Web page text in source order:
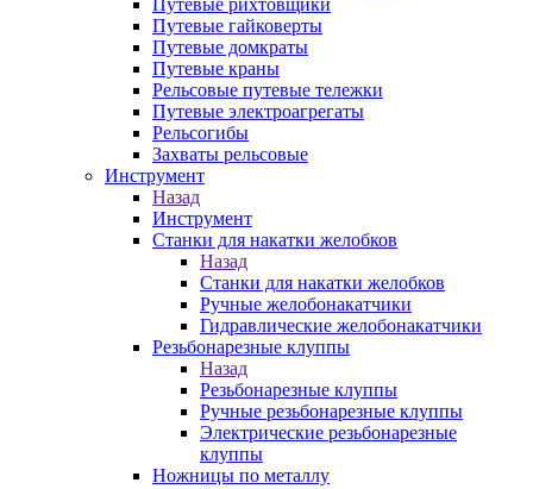
Путевые рихтовщики
Путевые гайковерты
Путевые домкраты
Путевые краны
Рельсовые путевые тележки
Путевые электроагрегаты
Рельсогибы
Захваты рельсовые
Инструмент
Назад
Инструмент
Станки для накатки желобков
Назад
Станки для накатки желобков
Ручные желобонакатчики
Гидравлические желобонакатчики
Резьбонарезные клуппы
Назад
Резьбонарезные клуппы
Ручные резьбонарезные клуппы
Электрические резьбонарезные
клуппы
Ножницы по металлу